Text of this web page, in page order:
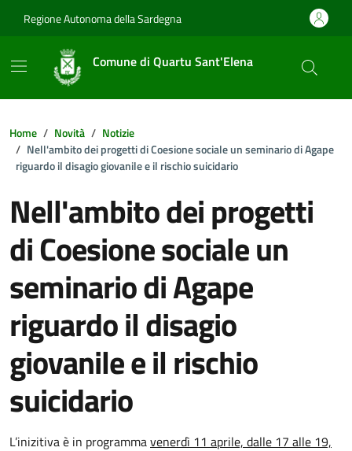
Regione Autonoma della Sardegna
Comune di Quartu Sant'Elena
Home Novità
Notizie
Nell'ambito dei progetti di Coesione sociale un seminario di Agape
riguardo il disagio giovanile e il rischio suicidario
Nell'ambito dei progetti
di Coesione sociale un
seminario di Agape
riguardo il disagio
giovanile e il rischio
suicidario
Dettagli della notizia
L’inizitiva è in programmavenerdì 11 aprile, dalle 17 alle 19,